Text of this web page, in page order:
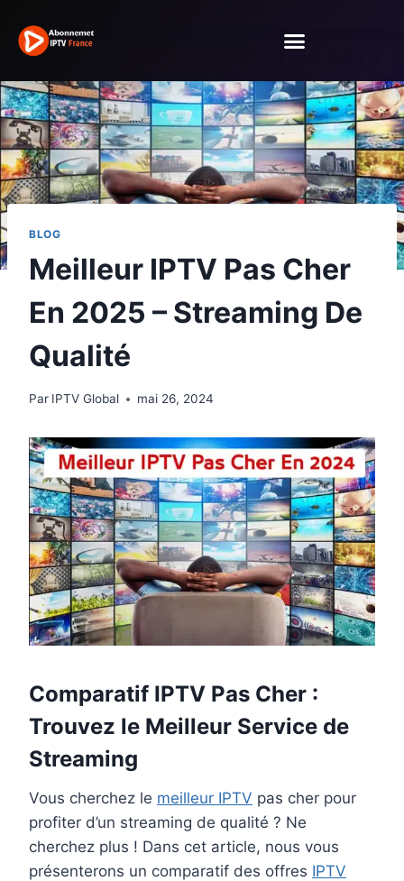
BLOG
Meilleur IPTV Pas Cher
En 2025 – Streaming De
Qualité
Par IPTV Global mai 26, 2024
Comparatif IPTV Pas Cher :
Trouvez le Meilleur Service de
Streaming
Vous cherchez le meilleur IPTV pas cher pour
profiter d’un streaming de qualité ? Ne
cherchez plus ! Dans cet article, nous vous
présenterons un comparatif des offres IPTV